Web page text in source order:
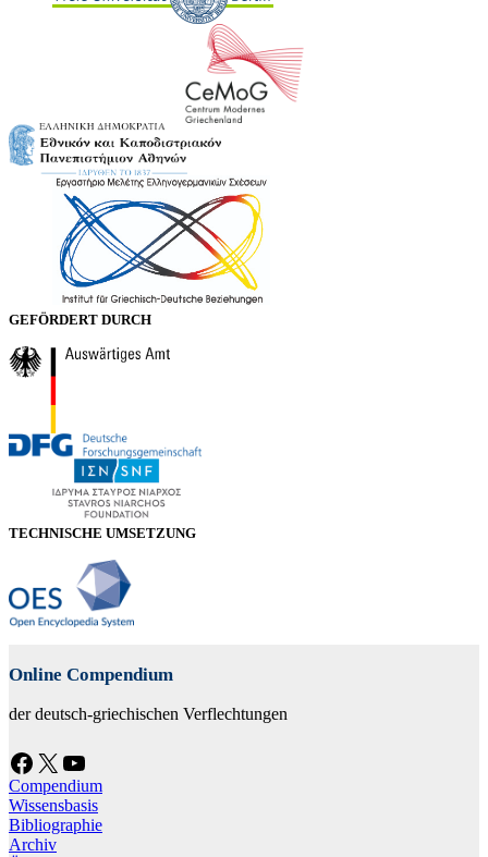
GEFÖRDERT DURCH
TECHNISCHE UMSETZUNG
Online Compendium
der deutsch-griechischen Verflechtungen
Facebook X YouTube
Compendium
Wissensbasis
Bibliographie
Archiv